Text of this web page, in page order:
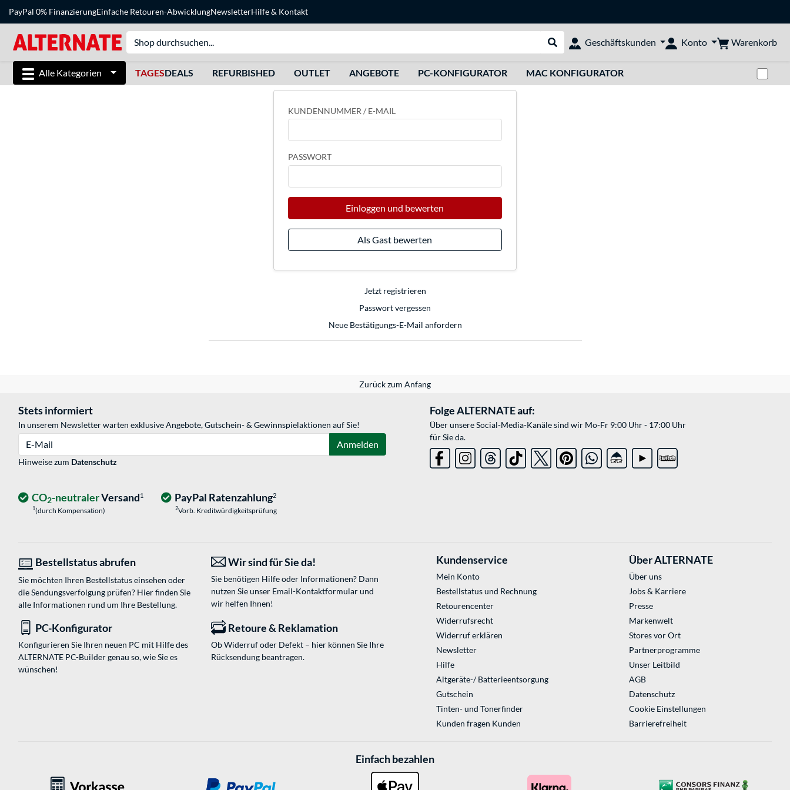
PayPal 0% FinanzierungEinfache Retouren-AbwicklungNewsletterHilfe& Kontakt
Suche durchführen
Geschäftskunden Konto Warenkorb
Alle Kategorien TAGESDEALS REFURBISHED OUTLET ANGEBOTE PC-KONFIGURATOR MAC KONFIGURATOR
KUNDENNUMMER / E-MAIL
PASSWORT
Einloggen und bewerten
Als Gast bewerten
Jetzt registrieren
Passwort vergessen
Neue Bestätigungs-E-Mail anfordern
Zurück zum Anfang
Stets informiert
In unserem Newsletter warten exklusive Angebote, Gutschein- & Gewinnspielaktionen auf Sie!
Anmelden
Hinweise zum Datenschutz
Folge ALTERNATE auf:
Über unsere Social-Media-Kanäle sind wir Mo-Fr 9:00 Uhr - 17:00 Uhr
für Sie da.
CO2-neutralerVersand1
1(durch Kompensation)
PayPal Ratenzahlung2
2Vorb. Kreditwürdigkeitsprüfung
Bestellstatus abrufen
Sie möchten Ihren Bestellstatus einsehen oder
die Sendungsverfolgung prüfen? Hier finden Sie
alle Informationen rund um Ihre Bestellung.
Wir sind für Sie da!
Sie benötigen Hilfe oder Informationen? Dann
nutzen Sie unser Email-Kontaktformularund
wir helfen Ihnen!
PC-Konfigurator
Konfigurieren Sie Ihren neuen PC mit Hilfe des
ALTERNATE PC-Builder genau so, wie Sie es
wünschen!
Retoure & Reklamation
Ob Widerruf oder Defekt – hier können Sie Ihre
Rücksendung beantragen.
Kundenservice
Mein Konto
Bestellstatus und Rechnung
Retourencenter
Widerrufsrecht
Widerruf erklären
Newsletter
Hilfe
Altgeräte-/ Batterieentsorgung
Gutschein
Tinten- und Tonerfinder
Kunden fragen Kunden
Über ALTERNATE
Über uns
Jobs & Karriere
Presse
Markenwelt
Stores vor Ort
Partnerprogramme
Unser Leitbild
AGB
Datenschutz
Cookie Einstellungen
Barrierefreiheit
Einfach bezahlen